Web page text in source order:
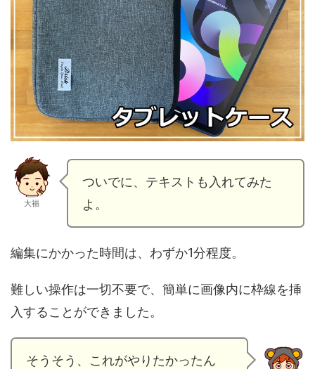
大福
ついでに、テキストも入れてみた
よ。
編集にかかった時間は、わずか1分程度。
難しい操作は一切不要で、簡単に画像内に枠線を挿
入することができました。
そうそう、これがやりたかったん